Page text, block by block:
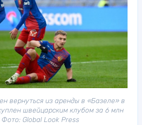
вернуться из аренды в «Базеле» в
швейцарским клубом за 6 млн
Global Look Press